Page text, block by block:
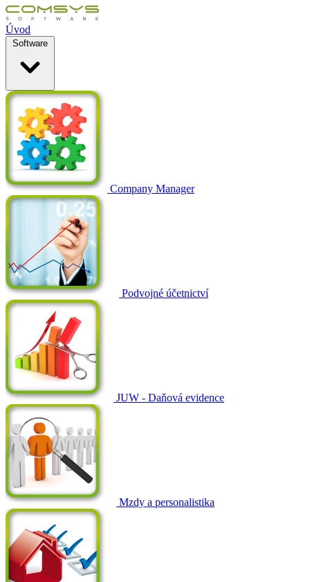
Úvod
Software
Company Manager
Podvojné účetnictví
JUW - Daňová evidence
Mzdy a personalistika